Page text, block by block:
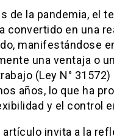
de la pandemia, el
convertido en una
manifestándose
una ventaja o
(Ley N°
años, lo que ha
y el control
artículo invita a la